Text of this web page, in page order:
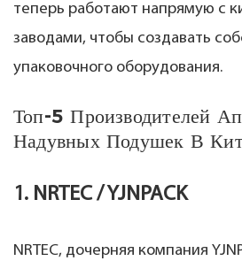
теперь работают напрямую с
заводами, чтобы создавать
упаковочного оборудования.
Топ-5 Производителей
Надувных Подушек В
1. NRTEC / YJNPACK
NRTEC, дочерняя компания